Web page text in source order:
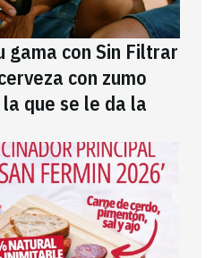
gama con Sin Filtrar
con zumo
que se le da la